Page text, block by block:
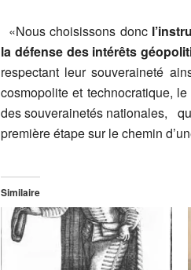
«Nous choisissons donc
la défense des intérêts
respectant leur souveraineté
cosmopolite et technocratique,
des souverainetés nationales,
première étape sur le chemin
Similaire